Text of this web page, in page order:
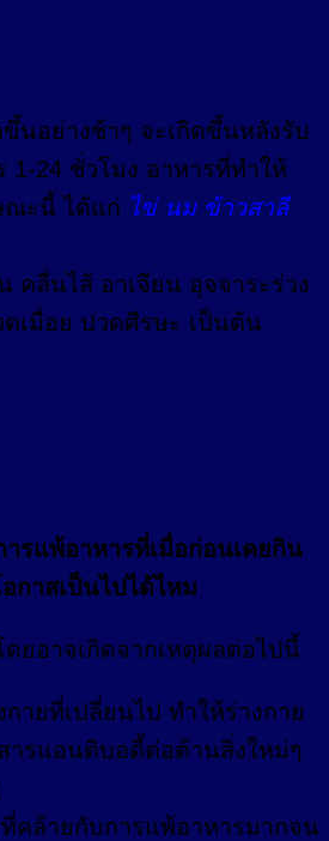
นอย่างช้าๆ จะเกิดขึ้นหลังรับ
1-24 ชั่วโมง อาหารที่ทำให้
ณะนี้ ได้แก่ ไข่ นม ข้าวสาลี
คลื่นไส้ อาเจียน อุจจาระร่วง
เมื่อย ปวดศีรษะ เป็นต้น
ารแพ้อาหารที่เมื่อก่อนเคยกิน
กาสเป็นไปได้ไหม
ยอาจเกิดจากเหตุผลต่อไปนี้
ายที่เปลี่ยนไป ทำให้ร่างกาย
ารแอนติบอดี้ต่อต้านสิ่งใหม่ๆ
ที่คล้ายกับการแพ้อาหารมากจน